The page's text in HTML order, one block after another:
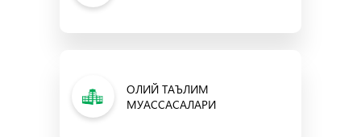
ОЛИЙ ТАЪЛИМ
МУАССАСАЛАРИ